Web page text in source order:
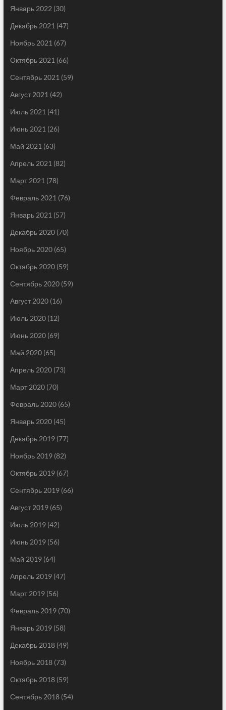
Январь 2022 (30)
Декабрь 2021 (47)
Ноябрь 2021 (67)
Октябрь 2021 (66)
Сентябрь 2021 (59)
Август 2021 (42)
Июль 2021 (41)
Июнь 2021 (26)
Май 2021 (63)
Апрель 2021 (82)
Март 2021 (78)
Февраль 2021 (76)
Январь 2021 (57)
Декабрь 2020(70)
Ноябрь 2020(65)
Октябрь 2020(59)
Сентябрь 2020(59)
Август 2020(16)
Июль 2020(12)
Июнь 2020(69)
Май 2020(65)
Апрель 2020(73)
Март 2020(70)
Февраль 2020(65)
Январь 2020(45)
Декабрь 2019(77)
Ноябрь 2019(82)
Октябрь 2019(67)
Сентябрь 2019(66)
Август 2019(65)
Июль 2019(42)
Июнь 2019(56)
Май 2019(64)
Апрель 2019(47)
Март 2019(56)
Февраль 2019(70)
Январь 2019(58)
Декабрь 2018(49)
Ноябрь 2018(73)
Октябрь 2018(59)
Сентябрь 2018(54)